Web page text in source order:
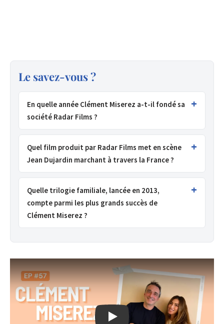
Le savez-vous ?
En quelle année Clément Miserez a-t-il fondé sa
société Radar Films ?
Quel film produit par Radar Films met en scène
Jean Dujardin marchant à travers la France ?
Quelle trilogie familiale, lancée en 2013,
compte parmi les plus grands succès de
Clément Miserez ?
La réalité du métier de producteur